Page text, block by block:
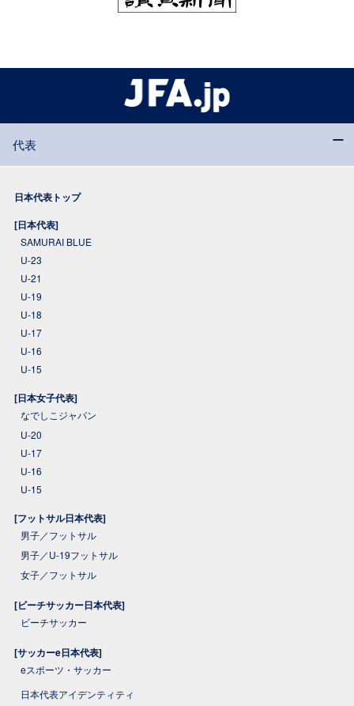
代表
日本代表トップ
[日本代表]
SAMURAI BLUE
U-23
U-21
U-19
U-18
U-17
U-16
U-15
[日本女子代表]
なでしこジャパン
U-20
U-17
U-16
U-15
[フットサル日本代表]
男子／フットサル
男子／U-19フットサル
女子／フットサル
[ビーチサッカー日本代表]
ビーチサッカー
[サッカーe日本代表]
eスポーツ・サッカー
日本代表アイデンティティ